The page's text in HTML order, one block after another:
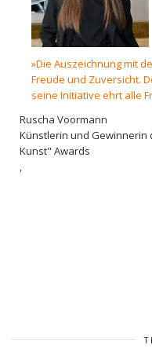
»Die Auszeichnung mit
Freude und Zuversicht.
seine Initiative ehrt alle
Ruscha Voormann
Künstlerin und Gewinnerin
Kunst" Awards
,